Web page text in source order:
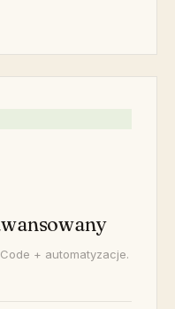
+ automatyzacje.